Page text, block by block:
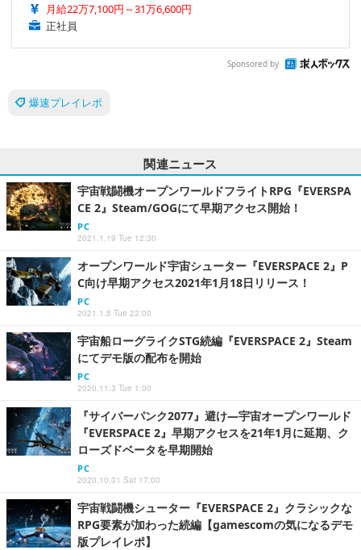
月給22万7,100円～31万6,600円
正社員
Sponsored by
爆速プレイレポ
関連ニュース
宇宙戦闘機オープンワールドフライトRPG『EVERSPA
CE 2』Steam/GOGにて早期アクセス開始！
PC
2021.1.19 Tue 12:30
オープンワールド宇宙シューター『EVERSPACE 2』P
C向け早期アクセス2021年1月18日リリース！
PC
2021.1.5 Tue 22:00
宇宙船ローグライクSTG続編『EVERSPACE 2』Steam
にてデモ版の配布を開始
PC
2020.11.3 Tue 1:00
『サイバーパンク2077』避け―宇宙オープンワールド
『EVERSPACE 2』早期アクセスを21年1月に延期、ク
ローズドベータを早期開始
PC
2020.10.31 Sat 17:00
宇宙戦闘機シューター『EVERSPACE 2』クラシックな
RPG要素が加わった続編【gamescomの気になるデモ
版プレイレポ】